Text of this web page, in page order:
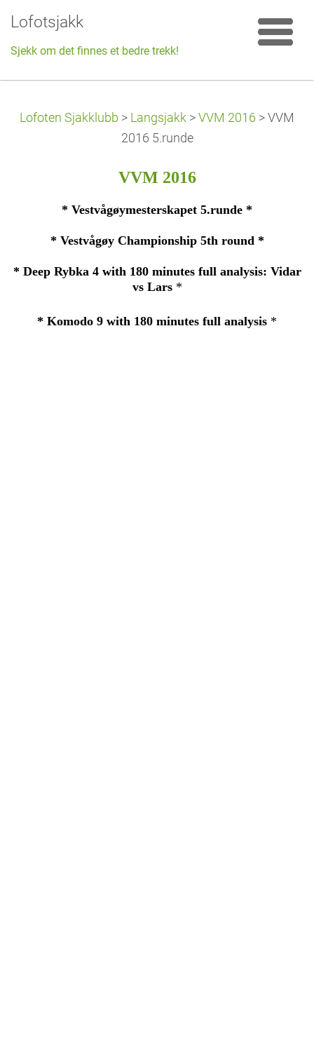
Lofotsjakk
Sjekk om det finnes et bedre trekk!
Lofoten Sjakklubb > Langsjakk > VVM 2016 > VVM
2016 5.runde
VVM 2016
* Vestvågøymesterskapet 5.runde *
* Vestvågøy Championship 5th round *
* Deep Rybka 4 with 180 minutes full analysis: Vidar
vs Lars*
* Komodo 9 with 180 minutes full analysis *